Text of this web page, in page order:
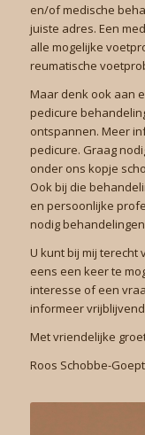
en/of medische
juiste adres. Een
alle mogelijke
reumatische
Maar denk ook aan
pedicure
ontspannen. Meer
pedicure. Graag
onder ons kopje
Ook bij die
en persoonlijke
nodig
U kunt bij mij
eens een keer te
interesse of een
informeer
Met vriendelijke
Roos Schobbe-